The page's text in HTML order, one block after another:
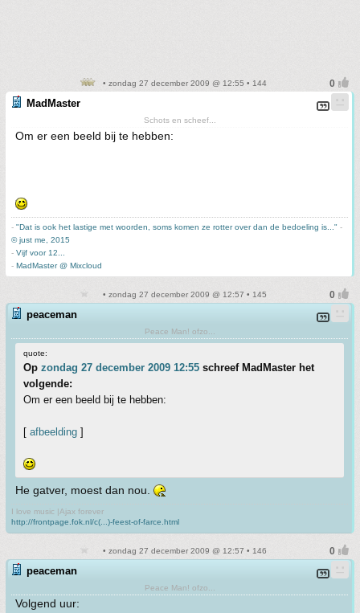
• zondag 27 december 2009 @ 12:55 • 144
MadMaster
Schots en scheef...
Om er een beeld bij te hebben:
- "Dat is ook het lastige met woorden, soms komen ze rotter over dan de bedoeling is..." -
© just me, 2015
- Vijf voor 12...
- MadMaster @ Mixcloud
• zondag 27 december 2009 @ 12:57 • 145
peaceman
Peace Man! ofzo...
quote:
Op zondag 27 december 2009 12:55 schreef MadMaster het
volgende:
Om er een beeld bij te hebben:
[ afbeelding ]
He gatver, moest dan nou.
I love music |Ajax forever
http://frontpage.fok.nl/c(...)-feest-of-farce.html
• zondag 27 december 2009 @ 12:57 • 146
peaceman
Peace Man! ofzo...
Volgend uur: